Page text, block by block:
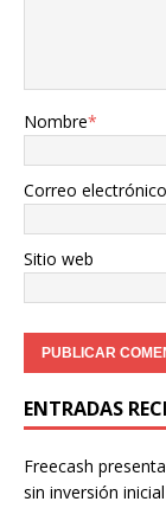
Nombre*
Correo electrónico
Sitio web
ENTRADAS
Freecash
sin inversión inicial